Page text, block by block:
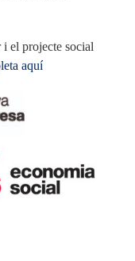
i el projecte social
aquí